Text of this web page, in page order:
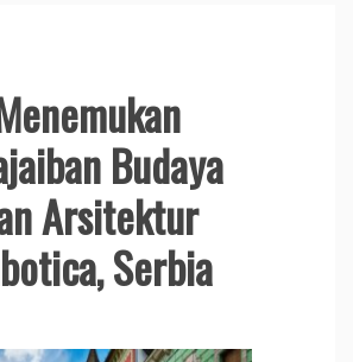
Budaya
Arsitektur
Serbia